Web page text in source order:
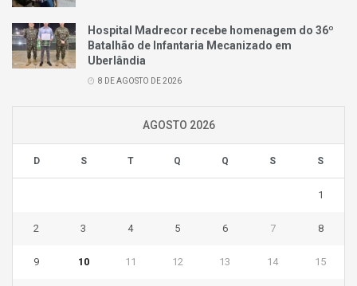
Hospital Madrecor recebe homenagem do 36º
Batalhão de Infantaria Mecanizado em
Uberlândia
8 DE AGOSTO DE 2026
AGOSTO 2026
D S T Q Q S S
1
2 3 4 5 6 7 8
9 10 11 12 13 14 15